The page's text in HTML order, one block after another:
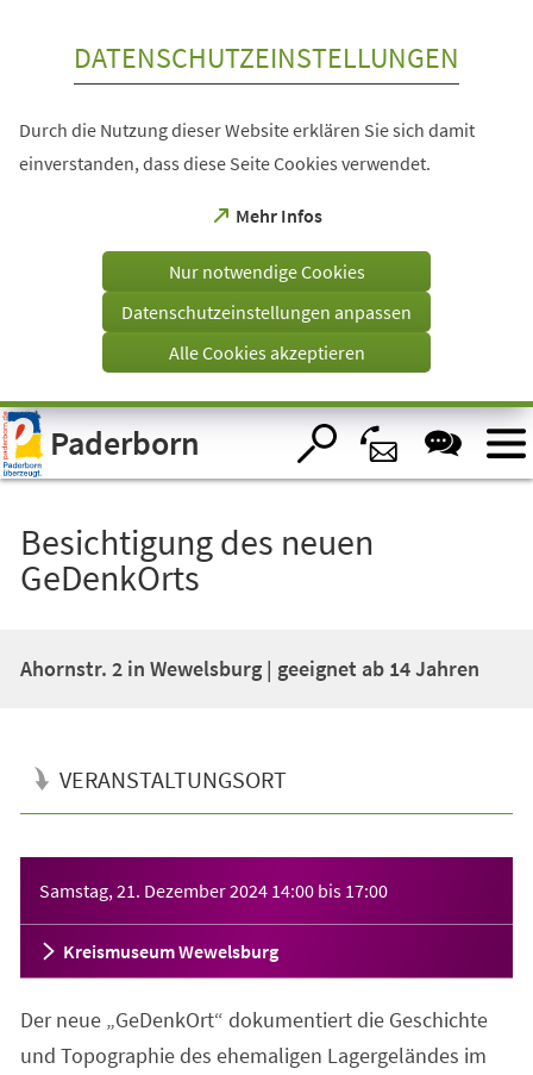
Visuelle
Assistenzsoftware
öffnen.
DATENSCHUTZEINSTELLUNGEN
Durch die Nutzung dieser Website erklären Sie sich damit
einverstanden, dass diese Seite Cookies verwendet.
Mehr Infos
(Öffnet
einem
Tab)
Nur notwendige Cookies
Datenschutzeinstellungen anpassen
Alle Cookies akzeptieren
Paderborn
Besichtigung des neuen
GeDenkOrts
Ahornstr. 2 in Wewelsburg | geeignet ab 14 Jahren
VERANSTALTUNGSORT
Samstag, 21. Dezember 2024 14:00 bis 17:00
Kreismuseum Wewelsburg
Der neue „GeDenkOrt“ dokumentiert die Geschichte
und Topographie des ehemaligen Lagergeländes im